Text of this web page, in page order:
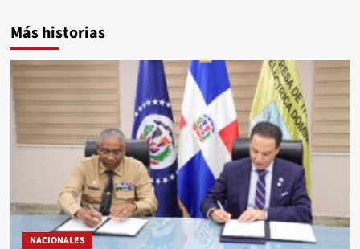
Más historias
NACIONALES